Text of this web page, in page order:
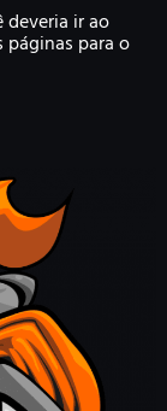
deveria ir ao
páginas para o